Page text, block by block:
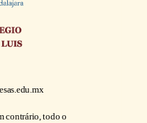
contrário, todo o